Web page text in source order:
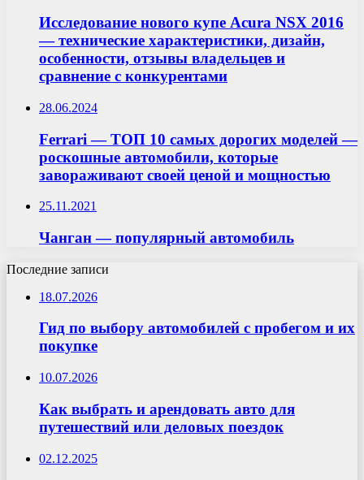
Исследование нового купе Acura NSX 2016
— технические характеристики, дизайн,
особенности, отзывы владельцев и
сравнение с конкурентами
28.06.2024
Ferrari — ТОП 10 самых дорогих моделей —
роскошные автомобили, которые
завораживают своей ценой и мощностью
25.11.2021
Чанган — популярный автомобиль
Последние записи
18.07.2026
Гид по выбору автомобилей с пробегом и их
покупке
10.07.2026
Как выбрать и арендовать авто для
путешествий или деловых поездок
02.12.2025